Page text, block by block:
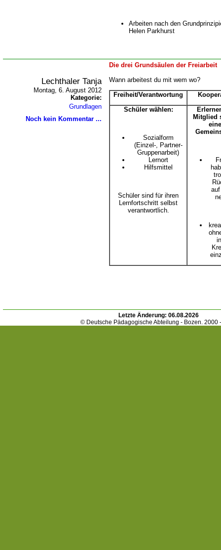
Arbeiten nach den
Helen Parkhurst
Die drei Grundsäulen der Freiarbeit
Lechthaler Tanja
Montag, 6. August 2012
Kategorie:
Grundlagen
Noch kein Kommentar ...
Wann arbeitest du mit wem wo?
Freiheit/Verantwortung
Schüler wählen:
Sozialform
(Einzel-, Partner-
Gruppenarbeit)
Lernort
Hilfsmittel
Schüler sind für ihren
Lernfortschritt selbst
verantwortlich.
Mitglied
Letzte Änderung: 06.08.2026
© Deutsche Pädagogische Abteilung - Bozen. 2000